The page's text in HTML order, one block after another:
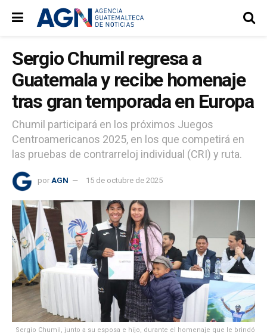
Sergio Chumil regresa a
Guatemala y recibe homenaje
tras gran temporada en Europa
Chumil participará en los próximos Juegos
Centroamericanos 2025, en los que competirá en
las pruebas de contrarreloj individual (CRI) y ruta.
por AGN 15 de octubre de 2025
Sergio Chumil, junto a su esposa e hijo, durante el homenaje que le brindó